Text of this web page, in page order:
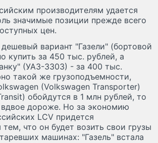
производителям удается
значимые позиции прежде всего
цен.
вариант "Газели" (бортовой
купить за 450 тыс. рублей, а
(УАЗ-3303) - за 400 тыс.
такой же грузоподъемности,
(Volkswagen Transporter)
обойдутся в 1 млн рублей, то
вдвое дороже. Но за экономию
LCV придется
тем, что он будет возить свои грузы
машинах: "Газель" встала